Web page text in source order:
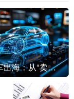
中国汽车出海：从“卖出去”到“走进去”